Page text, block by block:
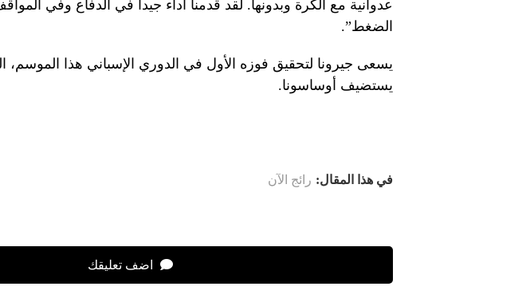
عدوانية مع الكرة وبدونها. لقد قدمنا ​​أداء جيدا في الدفاع وفي
الضغط”.
يسعى جيرونا لتحقيق فوزه الأول في الدوري الإسباني هذا الموسم،
يستضيف أوساسونا.
في هذا المقال: رائج الآن
اضف تعليقك